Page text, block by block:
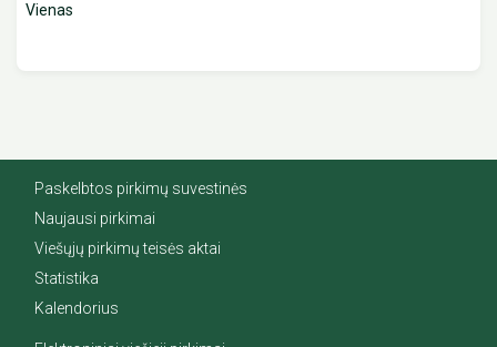
Vienas
Paskelbtos pirkimų suvestinės
Naujausi pirkimai
Viešųjų pirkimų teisės aktai
Statistika
Kalendorius